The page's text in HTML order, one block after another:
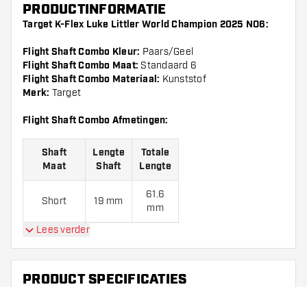
PRODUCTINFORMATIE
Target K-Flex Luke Littler World Champion 2025 NO6:
Flight Shaft Combo Kleur: Paars/Geel
Flight Shaft Combo Maat: Standaard 6
Flight Shaft Combo Materiaal: Kunststof
Merk: Target
Flight Shaft Combo Afmetingen:
Shaft
Maat
Lengte
Shaft
Totale
Lengte
Short 19 mm
61.6
mm
mm
Medium 33 mm
75.6
Lees verder
PRODUCT SPECIFICATIES